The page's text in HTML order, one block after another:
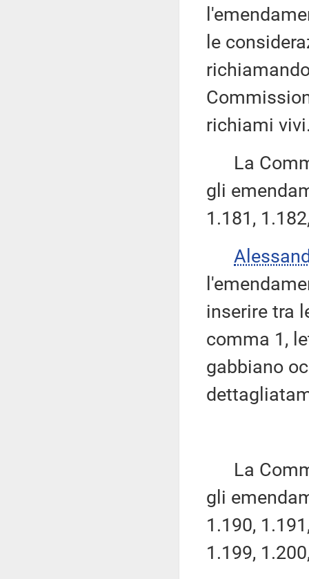
le
richiami
La
gli
1.181,
inserire tra
comma 1,
gabbiano
La
gli
1.190,
1.199,